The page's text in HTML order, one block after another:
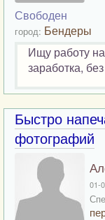
Свободен
город: Бендеры
Ищу работу
заработка,
Быстро
фотографий
01-